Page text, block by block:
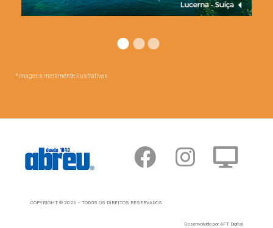
*imagens meramente ilustrativas.
COPYRIGHT ® 2026 – TODOS OS DIREITOS RESERVADOS
Desenvolvido por AFT Digital